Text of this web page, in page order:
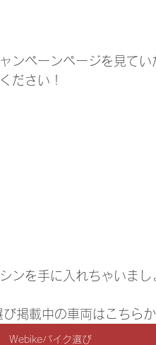
ンペーンページを見て
ださい！
ンを手に入れちゃいまし
掲載中の車両はこちら
Webikeバイク選び